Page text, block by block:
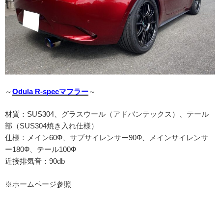
～Odula R-specマフラー～
材質：SUS304、グラスウール（アドバンテックス）、テール
部（SUS304焼き入れ仕様）
仕様：メイン60Ф、サブサイレンサー90Ф、メインサイレンサ
ー180Ф、テール100Ф
近接排気音：90db
※ホームページ参照